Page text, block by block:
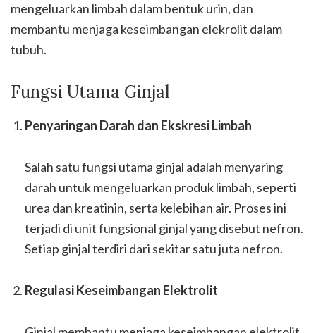
mengeluarkan limbah dalam bentuk urin, dan
membantu menjaga keseimbangan elekrolit dalam
tubuh.
Fungsi Utama Ginjal
Penyaringan Darah dan Ekskresi Limbah
Salah satu fungsi utama ginjal adalah menyaring
darah untuk mengeluarkan produk limbah, seperti
urea dan kreatinin, serta kelebihan air. Proses ini
terjadi di unit fungsional ginjal yang disebut nefron.
Setiap ginjal terdiri dari sekitar satu juta nefron.
Regulasi Keseimbangan Elektrolit